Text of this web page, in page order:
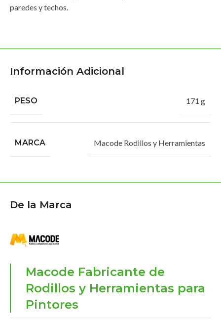
paredes y techos.
Información Adicional
PESO 171 g
MARCA Macode Rodillos y Herramientas
De la Marca
Macode Fabricante de
Rodillos y Herramientas para
Pintores